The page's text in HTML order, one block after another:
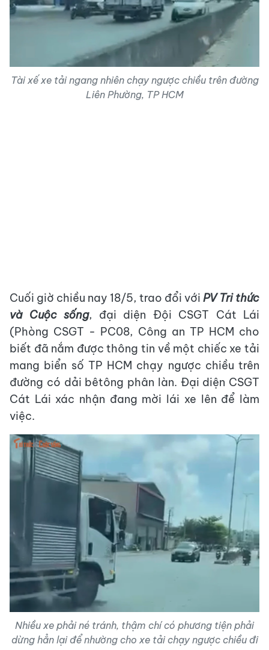
Tài xế xe tải ngang nhiên chạy ngược chiều trên đường
Liên Phường, TP HCM
Cuối giờ chiều nay 18/5, trao đổi với PV Tri thức
và Cuộc sống, đại diện Đội CSGT Cát Lái
(Phòng CSGT - PC08, Công an TP HCM cho
biết đã nắm được thông tin về một chiếc xe tải
mang biển số TP HCM chạy ngược chiều trên
đường có dải bêtông phân làn. Đại diện CSGT
Cát Lái xác nhận đang mời lái xe lên để làm
việc.
Nhiều xe phải né tránh, thậm chí có phương tiện phải
dừng hẳn lại để nhường cho xe tải chạy ngược chiều đi